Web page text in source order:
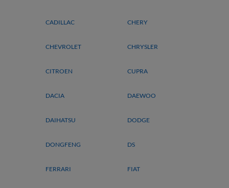
CADILLAC CHERY
CHEVROLET CHRYSLER
CITROEN CUPRA
DACIA DAEWOO
DAIHATSU DODGE
DONGFENG DS
FERRARI FIAT